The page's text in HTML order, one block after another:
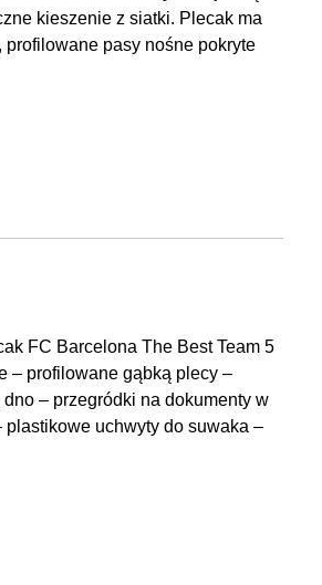
kieszenie z siatki. Plecak ma
pasy nośne pokryte
FC Barcelona The Best Team 5
– profilowane gąbką plecy –
– przegródki na dokumenty w
uchwyty do suwaka –